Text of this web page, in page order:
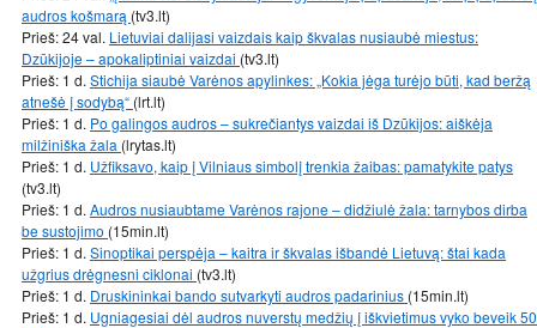
audros košmarą (tv3.lt)
Prieš: 24 val. Lietuviai dalijasi vaizdais kaip škvalas nusiaubė miestus:
Dzūkijoje – apokaliptiniai vaizdai (tv3.lt)
Prieš: 1 d. Stichija siaubė Varėnos apylinkes: „Kokia jėga turėjo būti, kad beržą
atnešė į sodybą“ (lrt.lt)
Prieš: 1 d. Po galingos audros – sukrečiantys vaizdai iš Dzūkijos: aiškėja
milžiniška žala (lrytas.lt)
Prieš: 1 d. Užfiksavo, kaip į Vilniaus simbolį trenkia žaibas: pamatykite patys
(tv3.lt)
Prieš: 1 d. Audros nusiaubtame Varėnos rajone – didžiulė žala: tarnybos dirba
be sustojimo (15min.lt)
Prieš: 1 d. Sinoptikai perspėja – kaitra ir škvalas išbandė Lietuvą: štai kada
užgrius drėgnesni ciklonai (tv3.lt)
Prieš: 1 d. Druskininkai bando sutvarkyti audros padarinius (15min.lt)
Prieš: 1 d. Ugniagesiai dėl audros nuverstų medžių į iškvietimus vyko beveik 50